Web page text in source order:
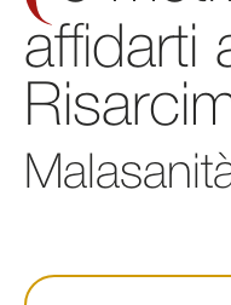
affidarti